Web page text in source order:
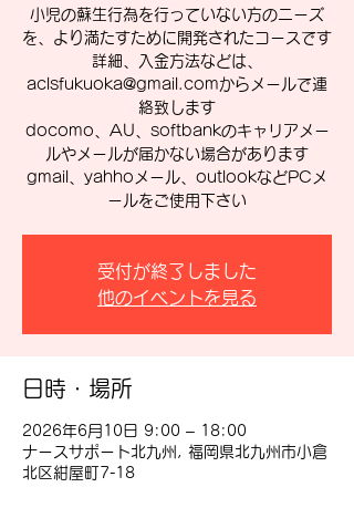
小児の蘇生行為を行っていない方のニーズ
を、より満たすために開発されたコースです
詳細、入金方法などは、
aclsfukuoka@gmail.comからメールで連
絡致します
docomo、AU、softbankのキャリアメー
ルやメールが届かない場合があります
gmail、yahhoメール、outlookなどPCメ
ールをご使用下さい
受付が終了しました
他のイベントを見る
日時・場所
2026年6月10日 9:00 – 18:00
ナースサポート北九州, 福岡県北九州市小倉
北区紺屋町7-18